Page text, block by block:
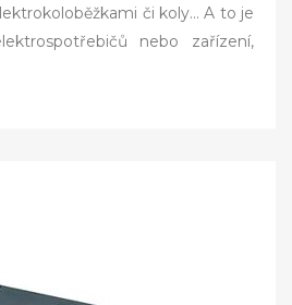
či koly… A to je
nebo zařízení,